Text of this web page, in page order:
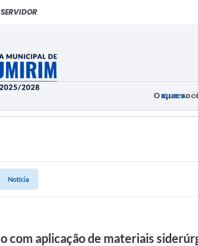
O que
SERVIDOR
Notícia
com aplicação de materiais